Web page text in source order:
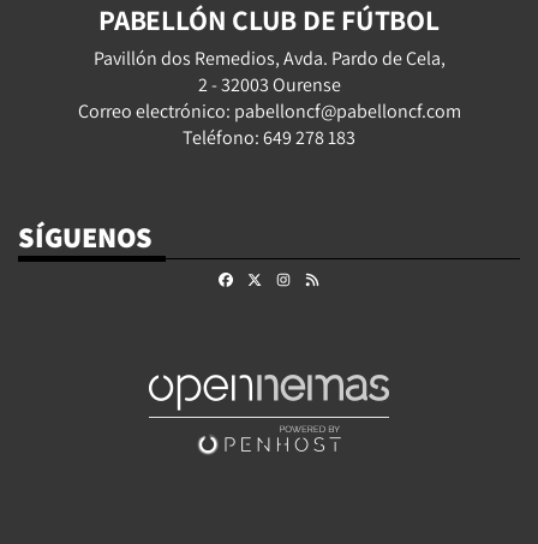
PABELLÓN CLUB DE FÚTBOL
Pavillón dos Remedios, Avda. Pardo de Cela,
2 - 32003 Ourense
Correo electrónico: pabelloncf@pabelloncf.com
Teléfono: 649 278 183
SÍGUENOS
FacebookInstagram